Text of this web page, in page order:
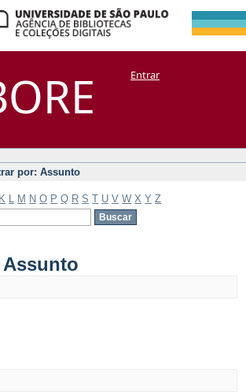
por:
Manakin + CoriscoEntrar
por: Assunto
K M N O P Q R S T U V W X Y Z